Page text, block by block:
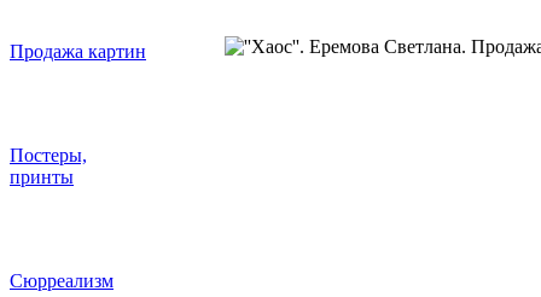
Продажа картин
Постеры,
принты
Сюрреализм